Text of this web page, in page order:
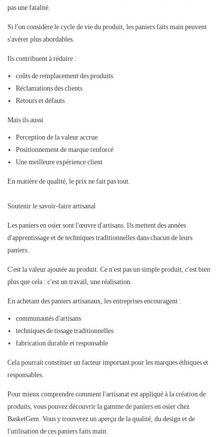
pas une fatalité.
Si l'on considère le cycle de vie du produit, les paniers faits main peuvent
s'avérer plus abordables.
Ils contribuent à réduire :
coûts de remplacement des produits
Réclamations des clients
Retours et défauts
Mais ils aussi
Perception de la valeur accrue
Positionnement de marque renforcé
Une meilleure expérience client
En matière de qualité, le prix ne fait pas tout.
Soutenir le savoir-faire artisanal
Les paniers en osier sont l'œuvre d'artisans. Ils mettent des années
d'apprentissage et de techniques traditionnelles dans chacun de leurs
paniers.
C'est la valeur ajoutée au produit. Ce n'est pas un simple produit, c'est bien
plus que cela : c'est un travail, une réalisation.
En achetant des paniers artisanaux, les entreprises encouragent :
communautés d'artisans
techniques de tissage traditionnelles
fabrication durable et responsable
Cela pourrait constituer un facteur important pour les marques éthiques et
responsables.
Pour mieux comprendre comment l'artisanat est appliqué à la création de
produits, vous pouvez découvrir la gamme de paniers en osier chez
BasketGem. Vous y trouverez un aperçu de la qualité, du design et de
l'utilisation de ces paniers faits main.